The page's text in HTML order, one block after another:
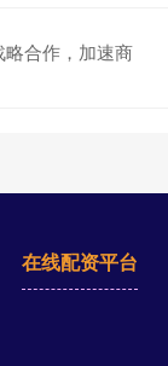
合作，加速商
在线配资平台